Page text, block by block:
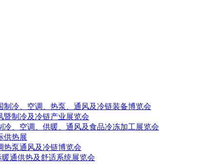
制冷、空调、热泵、通风及冷链装备博览会
暨制冷及冷链产业展览会
冷、空调、供暖、通风及食品冷冻加工展览会
供热展
热泵通风及冷链博览会
暖通供热及舒适系统展览会